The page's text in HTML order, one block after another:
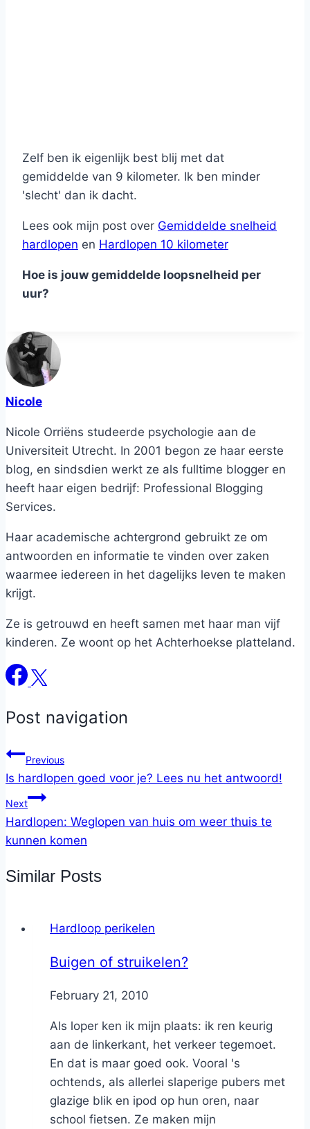
Zelf ben ik eigenlijk best blij met dat
gemiddelde van 9 kilometer. Ik ben minder
'slecht' dan ik dacht.
Lees ook mijn post over Gemiddelde snelheid
hardlopen en Hardlopen 10 kilometer
Hoe is jouw gemiddelde loopsnelheid per
uur?
Nicole
Nicole Orriëns studeerde psychologie aan de
Universiteit Utrecht. In 2001 begon ze haar eerste
blog, en sindsdien werkt ze als fulltime blogger en
heeft haar eigen bedrijf: Professional Blogging
Services.
Haar academische achtergrond gebruikt ze om
antwoorden en informatie te vinden over zaken
waarmee iedereen in het dagelijks leven te maken
krijgt.
Ze is getrouwd en heeft samen met haar man vijf
kinderen. Ze woont op het Achterhoekse platteland.
Post navigation
Previous
Is hardlopen goed voor je? Lees nu het antwoord!
Next
Hardlopen: Weglopen van huis om weer thuis te
kunnen komen
Similar Posts
Hardloop perikelen
Buigen of struikelen?
ByNicole
February 21, 2010
Als loper ken ik mijn plaats: ik ren keurig
aan de linkerkant, het verkeer tegemoet.
En dat is maar goed ook. Vooral 's
ochtends, als allerlei slaperige pubers met
glazige blik en ipod op hun oren, naar
school fietsen. Ze maken mijn